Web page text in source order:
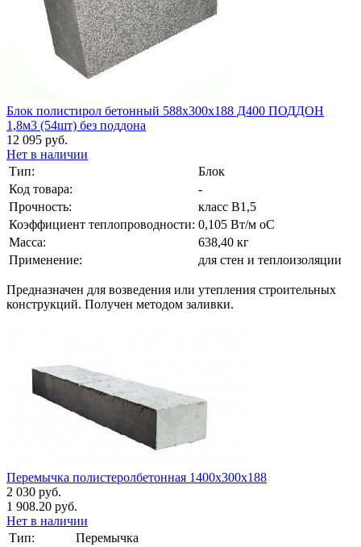
Блок полистирол бетонный 588х300х188 Д400 ПОДДОН
1,8м3 (54шт) без поддона
12 095 руб.
Нет в наличии
Тип:
Блок
Код товара:
-
Прочность:
класс В1,5
Коэффициент теплопроводности: 0,105 Вт/м оС
Масса:
638,40 кг
Применение:
для стен и теплоизоляции
Предназначен для возведения или утепления строительных
конструкций. Получен методом заливки.
Перемычка полистеролбетонная 1400х300х188
2 030 руб.
1 908.20 руб.
Нет в наличии
Тип:
Перемычка